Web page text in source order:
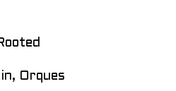
Orques